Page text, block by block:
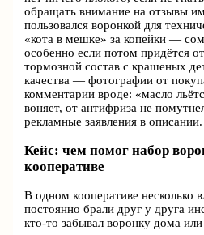
обращать внимание на отзывы
пользовался воронкой для
«кота в мешке» за копейки —
особенно если потом придётся
тормозной состав с крашеных
качества — фотографии от
комментарии вроде: «масло
воняет, от антифриза не
рекламные заявления в описании.
Кейс: чем помог набор
кооперативе
В одном кооперативе несколько
постоянно брали друг у друга
кто‑то забывал воронку дома